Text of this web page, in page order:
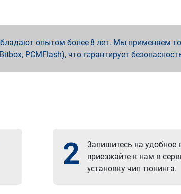
опытом более 8 лет. Мы применяем
PCMFlash), что гарантирует
2
Запишитесь на удобное
приезжайте к нам в
установку чип тюнинга.